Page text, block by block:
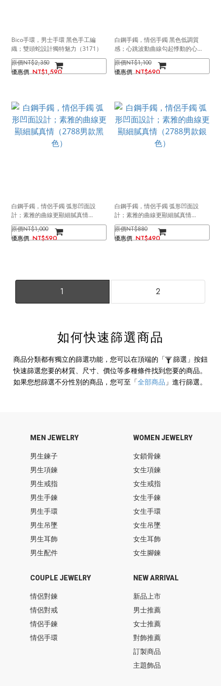
Bico手環，男士手環 黑色手工編
織；雙頭蛇設計獨特魅力（3171）
NT$2,350
NT$1,590
白鋼手鐲，情侶手鐲 黑色低調質
感；心跳波動曲線勾起悸動的心
（2789男款）
NT$1,100
NT$690
白鋼手鐲，情侶手鐲 弧形凹面設
計；素雅的曲線更顯細膩真情
（2788男款黑色）
NT$1,000
NT$590
白鋼手鐲，情侶手鐲 弧形凹面設
計；素雅的曲線更顯細膩真情
（2788男款銀色）
NT$880
NT$490
1 2
如何快速篩選商品
商品分類都有獨立的篩選功能，您可以在頂端的 「 篩選」 按鈕
快速篩選您要的材質、尺寸、價位等多種條件找到您要的商品。
如果您想篩選不分性別的商品，您可至 「全部商品 」 進行篩選。
MEN JEWELRY
男生鍊子
男生項鍊
男生戒指
男生手鍊
男生手環
男生吊墜
男生耳飾
男生配件
WOMEN JEWELRY
女鎖骨鍊
女生項鍊
女生戒指
女生手鍊
女生手環
女生吊墜
女生耳飾
女生腳鍊
COUPLE JEWELRY
情侶對鍊
情侶對戒
情侶手鍊
情侶手環
NEW ARRIVAL
新品上市
男士推薦
女士推薦
對飾推薦
訂製商品
主題飾品